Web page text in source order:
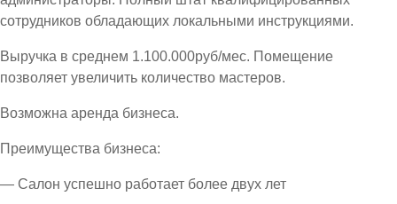
сотрудников обладающих локальными инструкциями.
Выручка в среднем 1.100.000руб/мес. Помещение
позволяет увеличить количество мастеров.
Возможна аренда бизнеса.
Преимущества бизнеса:
— Салон успешно работает более двух лет